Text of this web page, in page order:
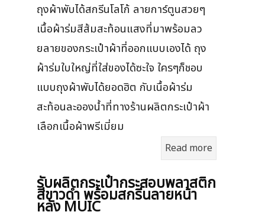
ถุงผ้าพับได้สกรีนโลโก้ ลายการ์ตูนสวยๆ
เนื้อผ้าร่มสีส้มสะท้อนแสงที่มาพร้อมลว
ยลายของกระเป๋าผ้าที่ออกแบบเองได้ ถุง
ผ้าร่มใบใหญ่ที่ใส่ของได้ซะใจ ใครๆก็ชอบ
แบบถุงผ้าพับได้ยอดฮิต กับเนื้อผ้าร่ม
สะท้อนละอองน้ำที่ทางร้านผลิตกระเป๋าผ้า
เลือกเนื้อผ้าพรีเมี่ยม
Read more
รับผลิตกระเป๋ากระสอบพลาสติก
สีขาวดำ พร้อมสกรีนลายหน้า
หลัง MUIC